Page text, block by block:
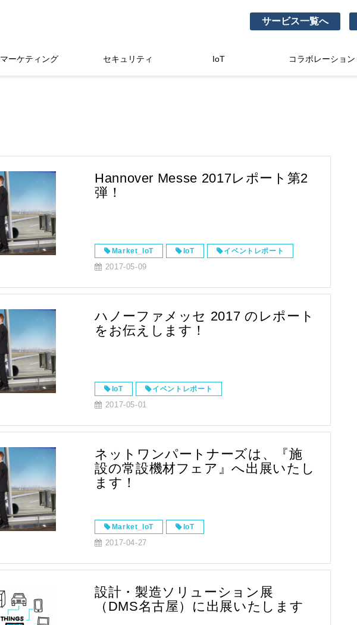
サービス一覧へ
マーケティング セキュリティ IoT コラボレーション
Hannover Messe 2017レポート第2
弾！
Market_IoT IoT イベントレポート
2017-05-09
ハノーファメッセ 2017 のレポート
をお伝えします！
IoT イベントレポート
2017-05-01
ネットワンパートナーズは、『施
設の常設機材フェア』へ出展いたし
ます！
Market_IoT IoT
2017-04-27
設計・製造ソリューション展
（DMS名古屋）に出展いたします